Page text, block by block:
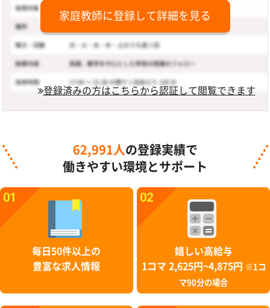
家庭教師に登録して詳細を見る
登録済みの方はこちらから認証して閲覧できます
62,991人 の登録実績で
働きやすい環境とサポート
01
毎日50件以上の
豊富な求人情報
02
嬉しい高給与
1コマ 2,625円~4,875円
※1コ
マ90分の場合